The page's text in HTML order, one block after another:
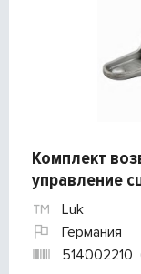
Комплект
управление
Luk
Германия
514002210